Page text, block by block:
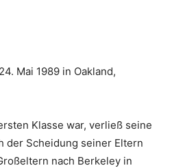
Mai 1989 in Oakland,
Klasse war, verließ seine
der Scheidung seiner Eltern
nach Berkeley in